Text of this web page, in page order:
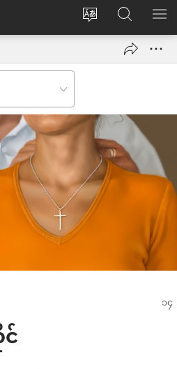
ဝ
ဘာသာစကား
ကို
ပြောင်း
ပါ
Log
in
အသစ်
ဖွ
င့်
နေ
ပါ
တယ်)
JW.ORG
ရှာ